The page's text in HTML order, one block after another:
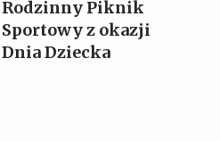
Rodzinny Piknik
Sportowy z okazji
Dnia Dziecka